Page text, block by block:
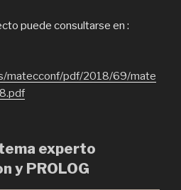
puede consultarse en :
matecconf/pdf/2018/69/mate
experto
y PROLOG